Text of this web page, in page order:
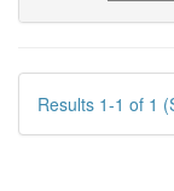
Results 1-1 of 1